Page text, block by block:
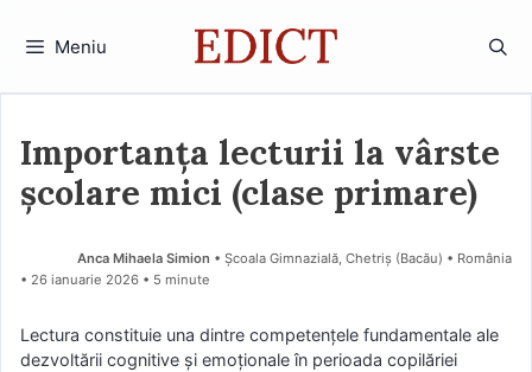
Meniu
Importanța lecturii la vârste
școlare mici (clase primare)
Anca Mihaela Simion • Școala Gimnazială, Chetriș (Bacău) • România
26 ianuarie 2026 • 5 minute
Lectura constituie una dintre competențele fundamentale ale
dezvoltării cognitive și emoționale în perioada copilăriei